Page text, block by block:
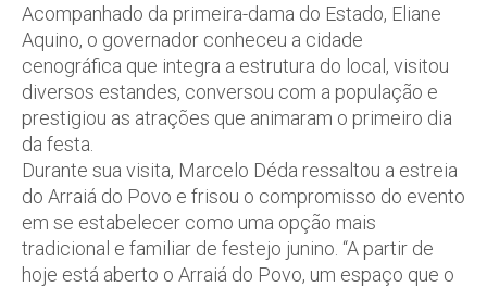
Acompanhado da primeira-dama do Estado, Eliane
Aquino, o governador conheceu a cidade
cenográfica que integra a estrutura do local, visitou
diversos estandes, conversou com a população e
prestigiou as atrações que animaram o primeiro dia
da festa.
Durante sua visita, Marcelo Déda ressaltou a estreia
do Arraiá do Povo e frisou o compromisso do evento
em se estabelecer como uma opção mais
tradicional e familiar de festejo junino. “A partir de
hoje está aberto o Arraiá do Povo, um espaço que o